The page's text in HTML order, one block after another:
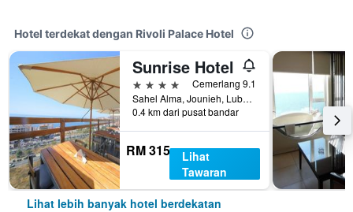
Hotel terdekat dengan Rivoli Palace Hotel
Sunrise Hotel
4 bintang
Cemerlang 9.1
Sahel Alma, Jounieh, Lubnan
0.4 km dari pusat bandar
RM 315
Lihat
Tawaran
Lihat lebih banyak hotel berdekatan